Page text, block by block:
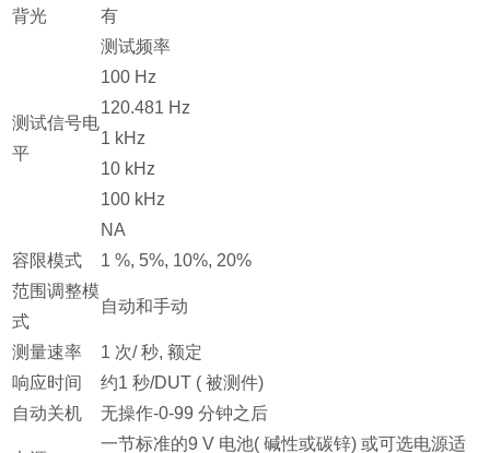
背光
有
测试信号电
平
测试频率
100 Hz
120.481 Hz
1 kHz
10 kHz
100 kHz
NA
容限模式
1 %, 5%, 10%, 20%
范围调整模
式
自动和手动
测量速率
1 次/ 秒, 额定
响应时间
约1 秒/DUT ( 被测件)
自动关机
无操作-0-99 分钟之后
一节标准的9 V 电池( 碱性或碳锌) 或可选电源适